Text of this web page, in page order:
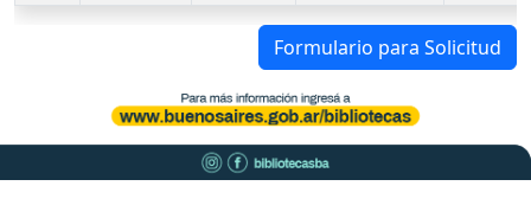
Formulario para Solicitud